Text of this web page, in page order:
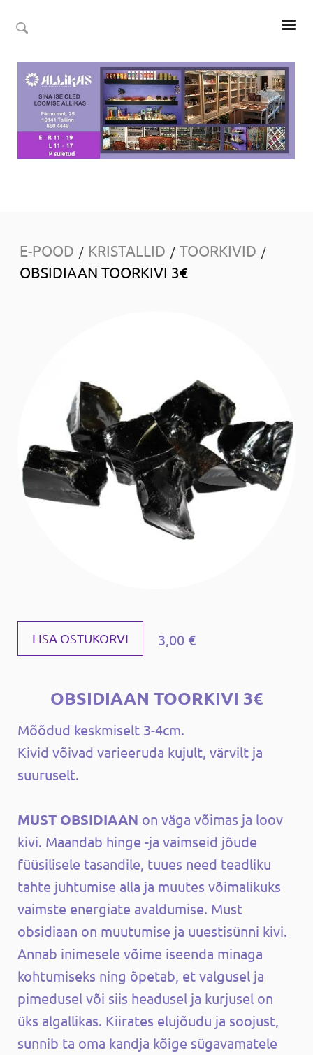
E-POOD / KRISTALLID / TOORKIVID /
OBSIDIAAN TOORKIVI 3€
LISA OSTUKORVI 3,00 €
OBSIDIAAN TOORKIVI 3€
Mõõdud keskmiselt 3-4cm.
Kivid võivad varieeruda kujult, värvilt ja
suuruselt.
MUST OBSIDIAAN on väga võimas ja loov
kivi. Maandab hinge -ja vaimseid jõude
füüsilisele tasandile, tuues need teadliku
tahte juhtumise alla ja muutes võimalikuks
vaimste energiate avaldumise. Must
obsidiaan on muutumise ja uuestisünni kivi.
Annab inimesele võime iseenda minaga
kohtumiseks ning õpetab, et valgusel ja
pimedusel või siis headusel ja kurjusel on
üks algallikas. Kiirates elujõudu ja soojust,
sunnib ta oma kandja kõige sügavamatele